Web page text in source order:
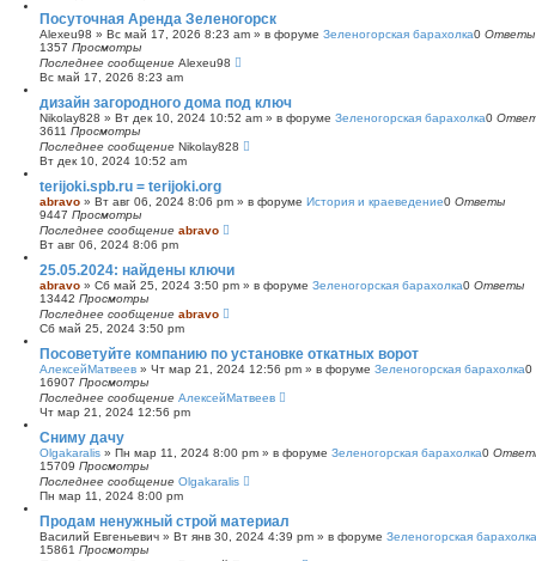
ы
й
п
о
и
к
Посуточная Аренда Зеленогорск
Alexeu98 » Вс май 17, 2026 8:23 am » в форуме Зеленогорская барахолка0 Ответы
1357 Просмотры
Последнее сообщение Alexeu98
Вс май 17, 2026 8:23 am
дизайн загородного дома под ключ
Nikolay828 » Вт дек 10, 2024 10:52 am » в форуме Зеленогорская барахолка0
3611 Просмотры
Последнее сообщение Nikolay828
Вт дек 10, 2024 10:52 am
terijoki.spb.ru = terijoki.org
abravo » Вт авг 06, 2024 8:06 pm » в форуме История и краеведение0 Ответы
9447 Просмотры
Последнее сообщение abravo
Вт авг 06, 2024 8:06 pm
25.05.2024: найдены ключи
abravo » Сб май 25, 2024 3:50 pm » в форуме Зеленогорская барахолка0 Ответы
13442 Просмотры
Последнее сообщение abravo
Сб май 25, 2024 3:50 pm
Посоветуйте компанию по установке откатных ворот
АлексейМатвеев » Чт мар 21, 2024 12:56 pm » в форуме Зеленогорская барахолка0
16907 Просмотры
Последнее сообщение АлексейМатвеев
Чт мар 21, 2024 12:56 pm
Сниму дачу
Olgakaralis » Пн мар 11, 2024 8:00 pm » в форуме Зеленогорская барахолка0
15709 Просмотры
Последнее сообщение Olgakaralis
Пн мар 11, 2024 8:00 pm
Продам ненужный строй материал
Василий Евгеньевич » Вт янв 30, 2024 4:39 pm » в форуме Зеленогорская барахолка
15861 Просмотры